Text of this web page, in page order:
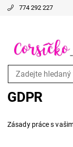
774 292 227
GDPR
Zásady práce s